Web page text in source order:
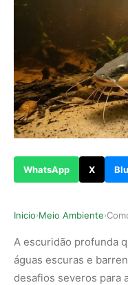
WhatsApp X
Inicio›Meio Ambiente›
A escuridão profunda
águas escuras e
desafios severos para